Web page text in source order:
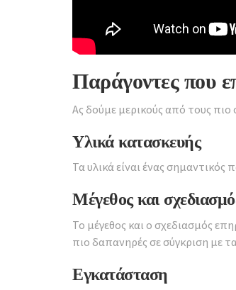
Παράγοντες που
Ας δούμε μερικούς από τους πιο
Υλικά κατασκευής
Τα υλικά είναι ένας
Μέγεθος και
Το μέγεθος και ο σχεδιασμός
πιο δαπανηρές σε σύγκριση με
Εγκατάσταση